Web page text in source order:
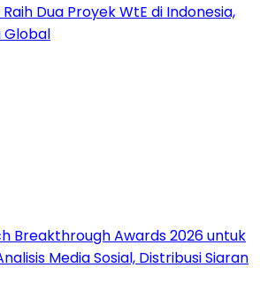
Raih Dua Proyek WtE di Indonesia,
Global
Breakthrough Awards 2026 untuk
Media Sosial, Distribusi Siaran